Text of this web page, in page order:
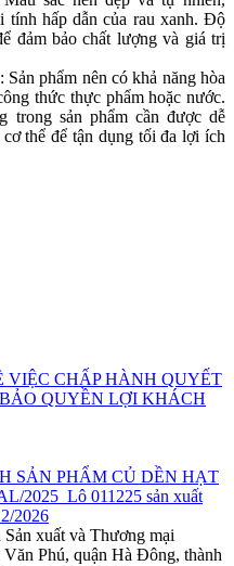
tính hấp dẫn của rau xanh. Độ
đảm bảo chất lượng và giá trị
phẩm nên có khả năng hòa
thức thực phẩm hoặc nước.
trong sản phẩm cần được dễ
thể để tận dụng tối đa lợi ích
VIỆC CHẤP HÀNH QUYẾT
QUYỀN LỢI KHÁCH
SẢN PHẨM CỦ DỀN HẠT
2025_Lô 011225 sản xuất
2026
xuất và Thương mại
Phú, quận Hà Đông, thành